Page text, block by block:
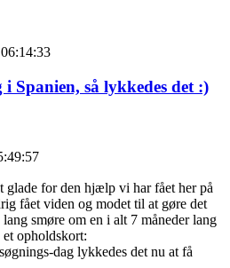
Spanien, så lykkedes det :)
for den hjælp vi har fået her på
fået viden og modet til at gøre det
smøre om en i alt 7 måneder lang
et opholdskort:
dag lykkedes det nu at få